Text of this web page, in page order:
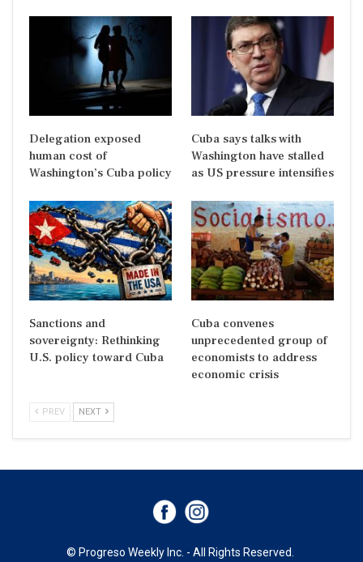
Delegation exposed
human cost of
Washington’s Cuba policy
Cuba says talks with
Washington have stalled
as US pressure intensifies
Sanctions and
sovereignty: Rethinking
U.S. policy toward Cuba
Cuba convenes
unprecedented group of
economists to address
economic crisis
PREV NEXT
© Progreso Weekly Inc. - All Rights Reserved.